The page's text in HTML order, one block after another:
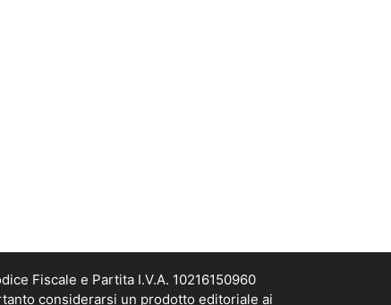
Fiscale e Partita I.V.A. 10216150960
considerarsi un prodotto editoriale ai